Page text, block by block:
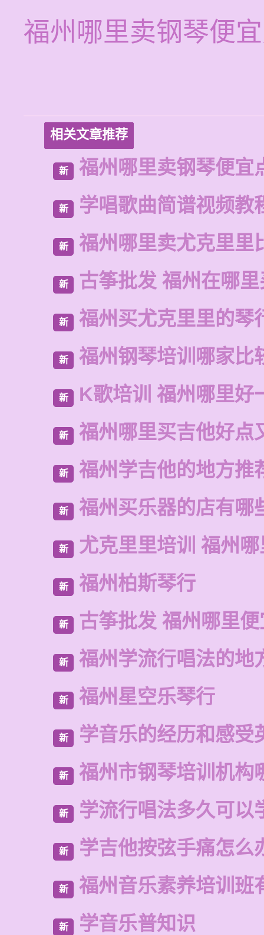
福州哪里卖钢琴便
相关文章推荐
新 福州哪里卖钢琴便宜
新 学唱歌曲简谱视频教
新 福州哪里卖尤克里里
新 古筝批发 福州在哪
新 福州买尤克里里的琴
新 福州钢琴培训哪家比
新 K歌培训 福州哪里好
新 福州哪里买吉他好点
新 福州学吉他的地方推
新 福州买乐器的店有哪
新 尤克里里培训 福州
新 福州柏斯琴行
新 古筝批发 福州哪里
新 福州学流行唱法的地
新 福州星空乐琴行
新 学音乐的经历和感受
新 福州市钢琴培训机构
新 学流行唱法多久可以
新 学吉他按弦手痛怎么
新 福州音乐素养培训班
新 学音乐普知识